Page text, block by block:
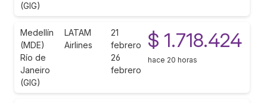
(GIG)
Medellín
(MDE)
Río de
Janeiro
(GIG)
LATAM
Airlines
21
febrero
26
febrero
$ 1.718.424
hace 20 horas